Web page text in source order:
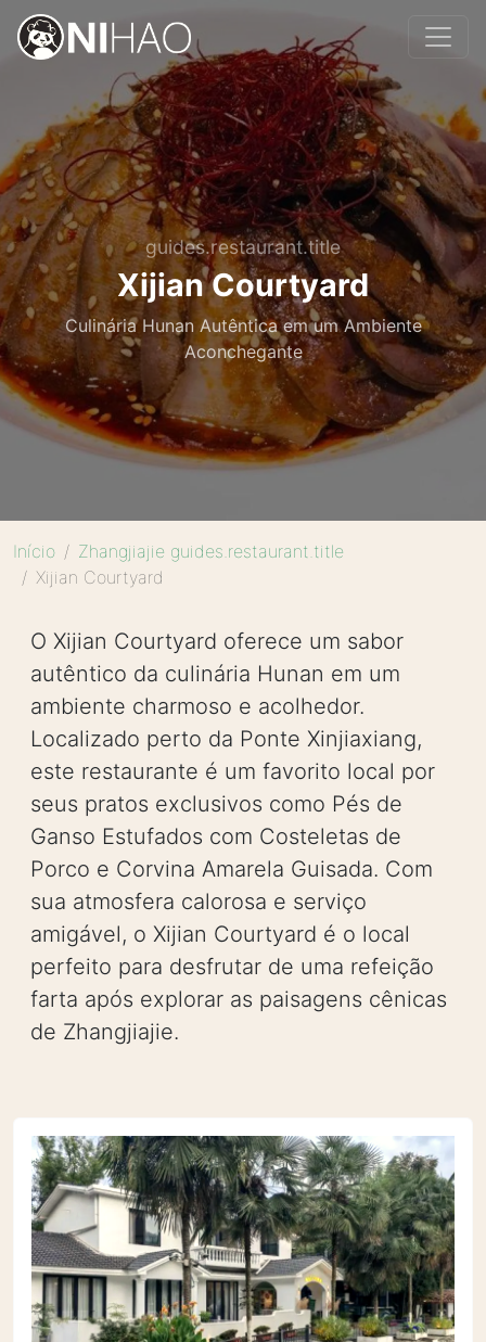
guides.restaurant.title
Xijian Courtyard
Culinária Hunan Autêntica em um Ambiente
Aconchegante
Início
Zhangjiajie guides.restaurant.title
Xijian Courtyard
O Xijian Courtyard oferece um sabor
autêntico da culinária Hunan em um
ambiente charmoso e acolhedor.
Localizado perto da Ponte Xinjiaxiang,
este restaurante é um favorito local por
seus pratos exclusivos como Pés de
Ganso Estufados com Costeletas de
Porco e Corvina Amarela Guisada. Com
sua atmosfera calorosa e serviço
amigável, o Xijian Courtyard é o local
perfeito para desfrutar de uma refeição
farta após explorar as paisagens cênicas
de Zhangjiajie.